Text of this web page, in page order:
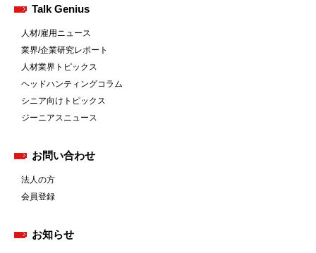
Talk Genius
人材/雇用ニュース
業界/企業研究レポート
人材業界トピックス
ヘッドハンティングコラム
シニア向けトピックス
ジーニアスニュース
お問い合わせ
法人の方
会員登録
お知らせ